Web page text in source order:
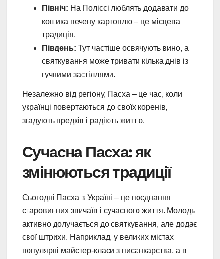
Північ: На Поліссі люблять додавати до
кошика печену картоплю – це місцева
традиція.
Південь: Тут частіше освячують вино, а
святкування може тривати кілька днів із
гучними застіллями.
Незалежно від регіону, Пасха – це час, коли
українці повертаються до своїх коренів,
згадують предків і радіють життю.
Сучасна Пасха: як
змінюються традиції
Сьогодні Пасха в Україні – це поєднання
старовинних звичаїв і сучасного життя. Молодь
активно долучається до святкування, але додає
свої штрихи. Наприклад, у великих містах
популярні майстер-класи з писанкарства, а в